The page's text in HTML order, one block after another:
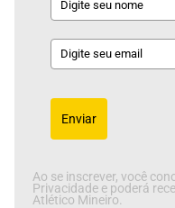
Enviar
Ao se inscrever, você
Privacidade e poderá
Atlético Mineiro.